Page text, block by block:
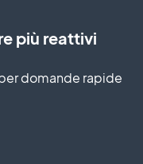
più reattivi
domande rapide